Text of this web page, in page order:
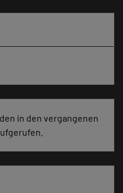
in den vergangenen